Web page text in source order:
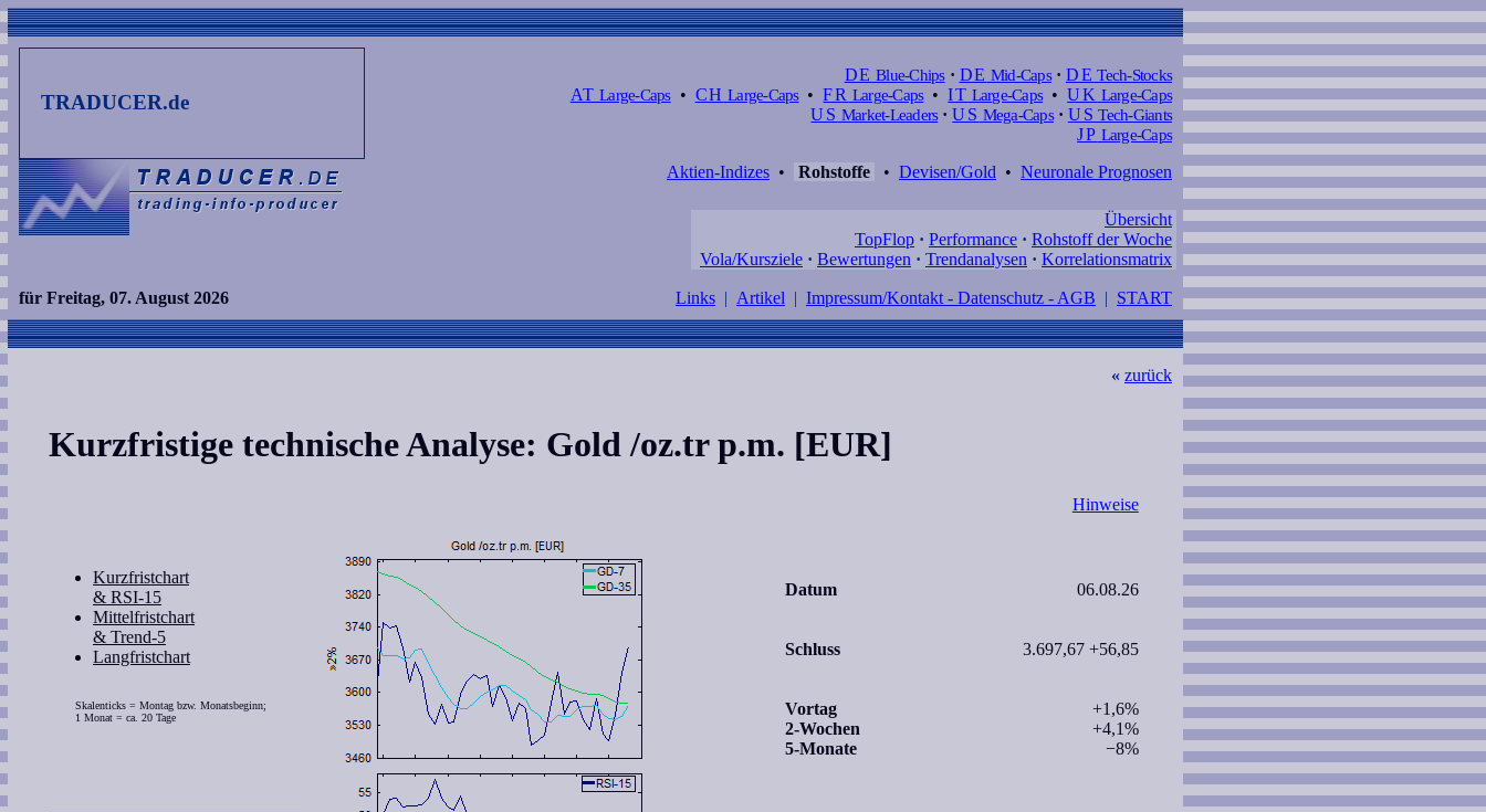
TRADUCER.de
DE Blue-Chips · DE Mid-Caps · DE Tech-Stocks
AT Large-Caps• CH Large-Caps•FR Large-Caps•IT Large-Caps•UK Large-Caps
US Market-Leaders · US Mega-Caps · US Tech-Giants
JP Large-Caps
Aktien-Indizes • Rohstoffe • Devisen/Gold • Neuronale Prognosen
Übersicht
TopFlop · Performance · Rohstoff der Woche
Vola/Kursziele · Bewertungen · Trendanalysen · Korrelationsmatrix
« zurück
für Freitag, 07. August 2026 Links | Artikel | Impressum/Kontakt - Datenschutz - AGB | START
Kurzfristige technische Analyse: Gold /oz.tr p.m. [EUR]
Hinweise
Kurzfristchart
& RSI-15
Mittelfristchart
& Trend-5
Langfristchart
Skalenticks = Montag bzw. Monatsbeginn;
1 Monat = ca. 20 Tage
Datum 06.08.26
Schluss 3.697,67 +56,85
Vortag
2-Wochen
5-Monate
+1,6%
+4,1%
−8%